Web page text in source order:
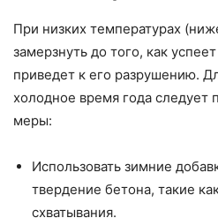
При низких температурах
замерзнуть до того, как
приведет к его разрушению.
холодное время года
меры:
Использовать зимние
твердение бетона, такие
схватывания.